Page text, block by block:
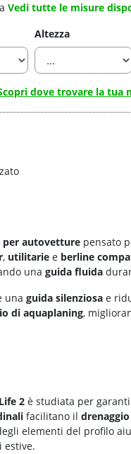
Vedi tutte le misure
Altezza
dove trovare la tua
per autovetture pensato
, utilitarie e berline
una guida fluida
una guida silenziosa e
di aquaplaning,
2 è studiata per
facilitano il drenaggio
elementi del profilo
estive.